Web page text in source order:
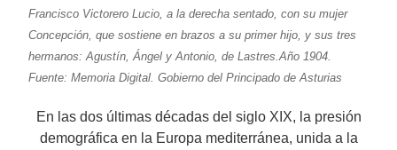
Francisco Victorero Lucio, a la derecha sentado, con su mujer
Concepción, que sostiene en brazos a su primer hijo, y sus tres
hermanos: Agustín, Ángel y Antonio, de Lastres.Año 1904.
Fuente: Memoria Digital. Gobierno del Principado de Asturias
En las dos últimas décadas del siglo XIX, la presión
demográfica en la Europa mediterránea, unida a la